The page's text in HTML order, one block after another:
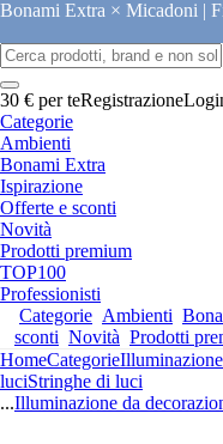
Bonami Extra × Micadoni |
30 € per teRegistrazione
Categorie
Ambienti
Bonami Extra
Ispirazione
Offerte e sconti
Novità
Prodotti premium
TOP100
Professionisti
Categorie Ambienti
sconti Novità Prodotti
HomeCategorieIlluminazione
luciStringhe di luci
...Illuminazione da